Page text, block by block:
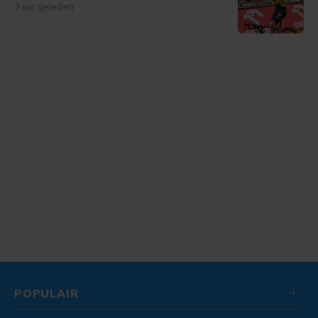
3 uur geleden
POPULAIR